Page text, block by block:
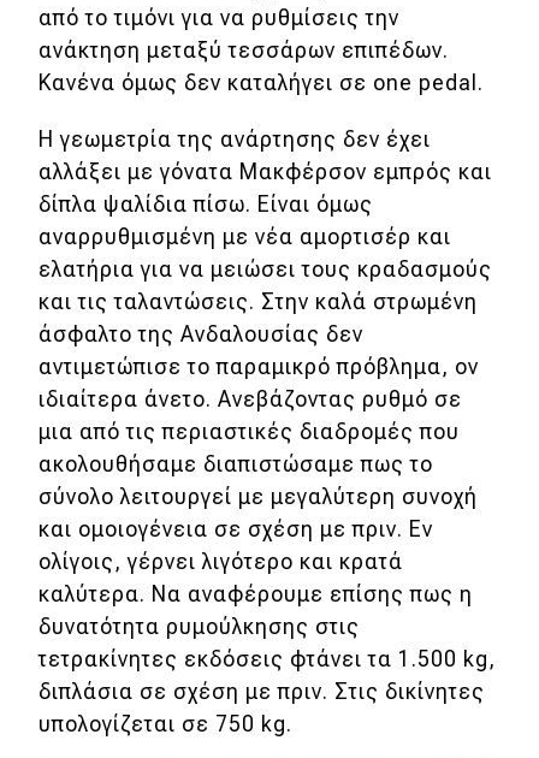
από το τιμόνι για να ρυθμίσεις την
ανάκτηση μεταξύ τεσσάρων επιπέδων.
Κανένα όμως δεν καταλήγει σε one pedal.
Η γεωμετρία της ανάρτησης δεν έχει
αλλάξει με γόνατα Μακφέρσον εμπρός και
δίπλα ψαλίδια πίσω. Είναι όμως
αναρρυθμισμένη με νέα αμορτισέρ και
ελατήρια για να μειώσει τους κραδασμούς
και τις ταλαντώσεις. Στην καλά στρωμένη
άσφαλτο της Ανδαλουσίας δεν
αντιμετώπισε το παραμικρό πρόβλημα, ον
ιδιαίτερα άνετο. Ανεβάζοντας ρυθμό σε
μια από τις περιαστικές διαδρομές που
ακολουθήσαμε διαπιστώσαμε πως το
σύνολο λειτουργεί με μεγαλύτερη συνοχή
και ομοιογένεια σε σχέση με πριν. Εν
ολίγοις, γέρνει λιγότερο και κρατά
καλύτερα. Να αναφέρουμε επίσης πως η
δυνατότητα ρυμούλκησης στις
τετρακίνητες εκδόσεις φτάνει τα 1.500 kg,
διπλάσια σε σχέση με πριν. Στις δικίνητες
υπολογίζεται σε 750 kg.